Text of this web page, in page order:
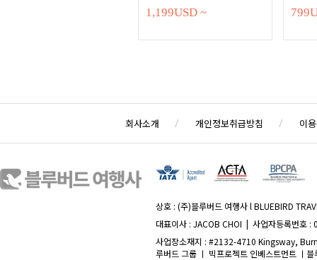
지 알차게!
1,199USD ~
광까지
799
회사소개 개인정보취급방침 이
상호 : (주)블루버드 여행사 l BLUEBIRD
대표이사 : JACOB CHOI | 사업자등록번
사업장소재지 : #2132-4710 Kingsway,
루버드 그룹 ㅣ 빅프로젝트 인베스트먼트 ㅣ블